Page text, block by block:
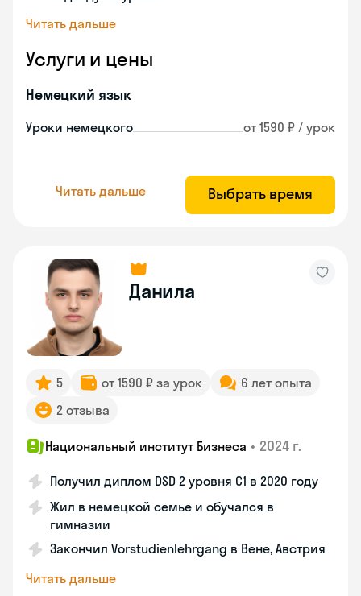
Читать дальше
Услуги и цены
Немецкий язык
Уроки немецкого от 1590 ₽ / урок
Читать дальше Выбрать время
Данила
5 от 1590 ₽ за урок
6 лет опыта
2 отзыва
Национальный институт Бизнеса • 2024 г.
Получил диплом DSD 2 уровня С1 в 2020 году
Жил в немецкой семье и обучался в
гимназии
Закончил Vorstudienlehrgang в Вене, Австрия
Читать дальше